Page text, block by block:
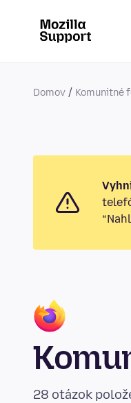
Domov Komunitné
28 otázok